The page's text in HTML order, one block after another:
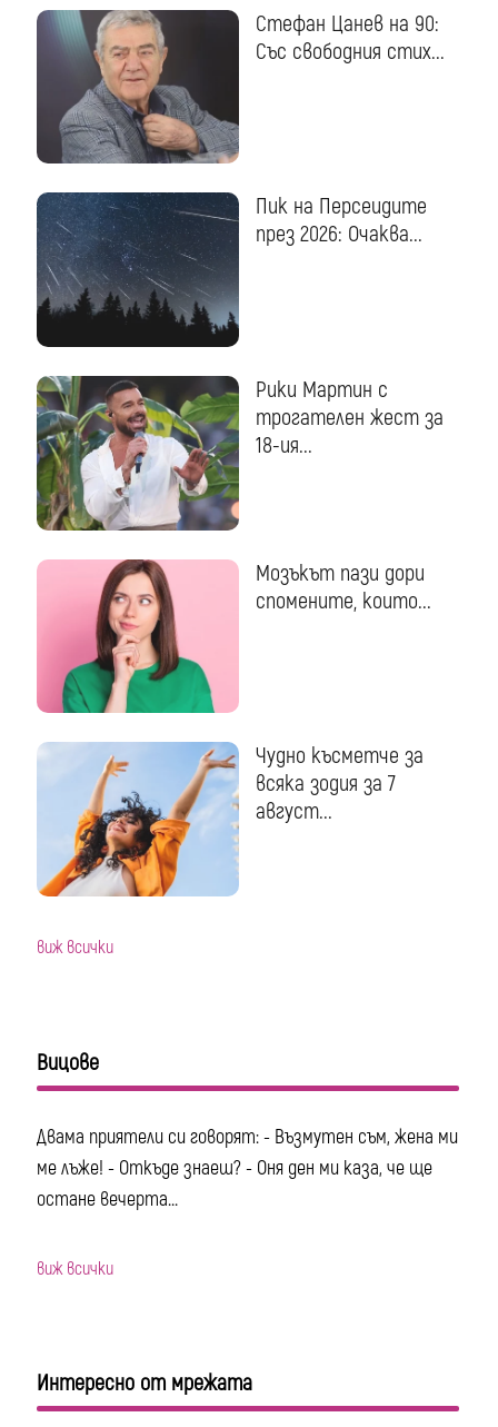
Стефан Цанев на 90:
Със свободния стих...
Пик на Персеидите
през 2026: Очаква...
Рики Мартин с
трогателен жест за
18-ия...
Мозъкът пази дори
спомените, които...
Чудно късметче за
всяка зодия за 7
август...
виж всички
Вицове
Двама приятели си говорят: - Възмутен съм, жена ми
ме лъже! - Откъде знаеш? - Оня ден ми каза, че ще
остане вечерта...
виж всички
Интересно от мрежата